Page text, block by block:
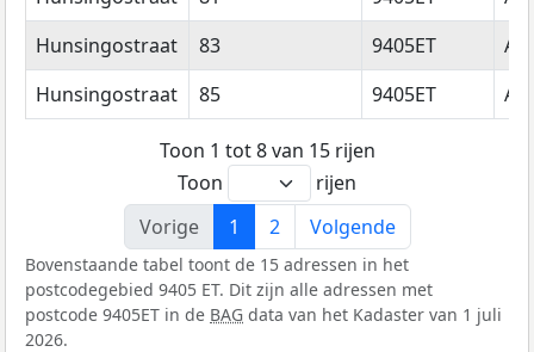
Hunsingostraat
83 9405ET
Hunsingostraat
85 9405ET
Toon 1 tot 8 van 15 rijen
Toon
rijen
Vorige
1 2 Volgende
Bovenstaande tabel toont de 15 adressen in het
postcodegebied 9405 ET. Dit zijn alle adressen met
postcode 9405ET in de BAG data van het Kadaster van 1 juli
2026.